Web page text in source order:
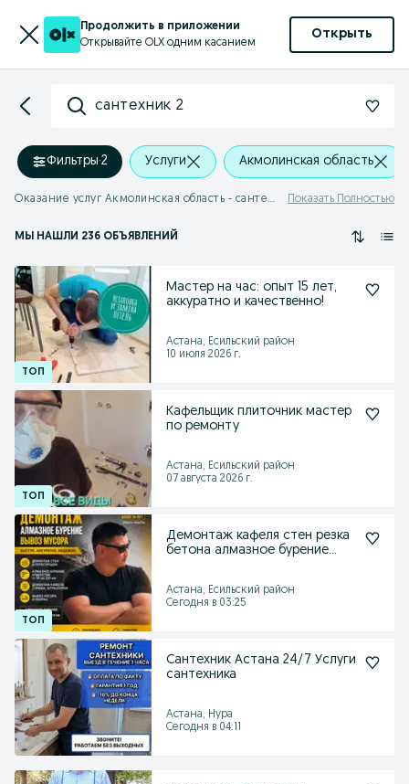
Продолжить в приложении
Открывайте OLX одним касанием
Открыть
сантехник 2
Фильтры·2 Услуги Акмолинская область
Оказание услуг Акмолинская область - сантехник 2 Показать Полностью
МЫ НАШЛИ 236 ОБЪЯВЛЕНИЙ
Мастер на час: опыт 15 лет,
аккуратно и качественно!
Астана, Есильский район
10 июля 2026 г.
Кафельщик плиточник мастер
по ремонту
Астана, Есильский район
07 августа 2026 г.
Демонтаж кафеля стен резка
бетона алмазное бурение
Астана, Есильский район
Сегодня в 03:25
Сантехник Астана 24/7 Услуги
сантехника
Астана, Нура
Сегодня в 04:11